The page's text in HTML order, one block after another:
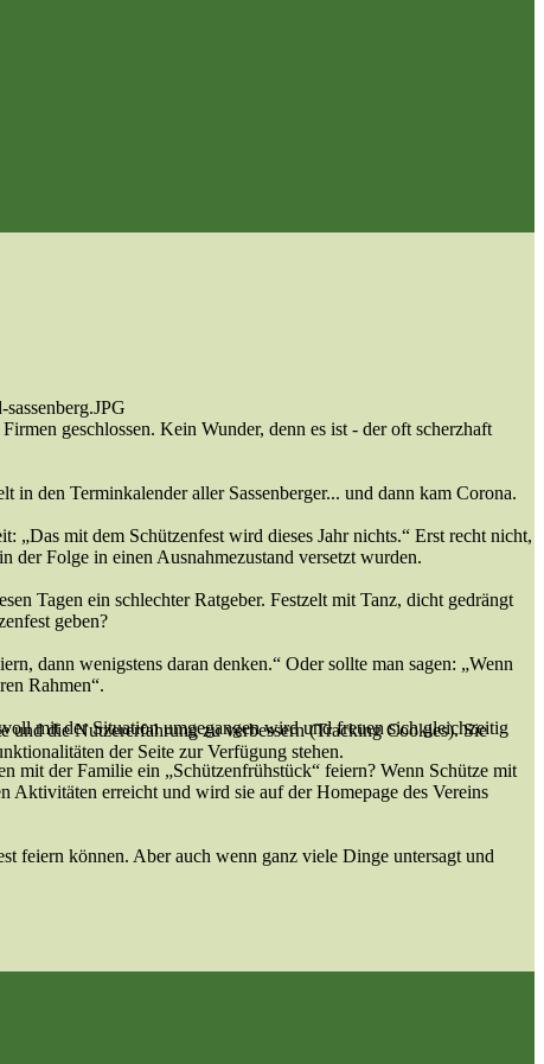
geschlossen. Kein Wunder, denn es ist - der oft scherzhaft
in den Terminkalender aller Sassenberger... und dann kam Corona.
mit dem Schützenfest wird dieses Jahr nichts.“ Erst recht nicht,
Folge in einen Ausnahmezustand versetzt wurden.
Tagen ein schlechter Ratgeber. Festzelt mit Tanz, dicht gedrängt
geben?
dann wenigstens daran denken.“ Oder sollte man sagen: „Wenn
Rahmen“.
mit der Situation umgegangen wird und freuen sich gleichzeitig
mit der Familie ein „Schützenfrühstück“ feiern? Wenn Schütze mit
erreicht und wird sie auf der Homepage des Vereins
feiern können. Aber auch wenn ganz viele Dinge untersagt und
und die Nutzererfahrung zu verbessern (Tracking Cookies). Sie
der Seite zur Verfügung stehen.